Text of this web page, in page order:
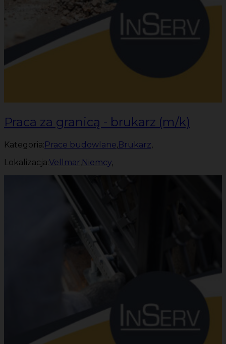
Praca za granicą - brukarz (m/k)
Kategoria:Prace budowlane,Brukarz,
Lokalizacja:Vellmar,Niemcy,